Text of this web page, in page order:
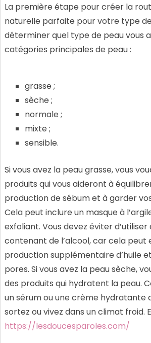
La première étape pour créer la
naturelle parfaite pour votre type
déterminer quel type de peau vous
catégories principales de peau :
grasse ;
sèche ;
normale ;
mixte ;
sensible.
Si vous avez la peau grasse, vous
produits qui vous aideront à
production de sébum et à garder
Cela peut inclure un masque à
exfoliant. Vous devez éviter
contenant de l’alcool, car cela peut
production supplémentaire d’huile
pores. Si vous avez la peau sèche,
des produits qui hydratent la peau.
un sérum ou une crème hydratante
sortez ou vivez dans un climat froid.
https://lesdoucesparoles.com/